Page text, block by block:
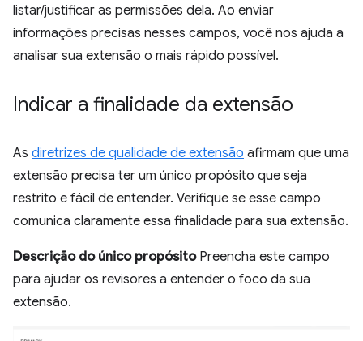
listar/justificar as permissões dela. Ao enviar
informações precisas nesses campos, você nos ajuda a
analisar sua extensão o mais rápido possível.
Indicar a finalidade da extensão
As diretrizes de qualidade de extensão afirmam que uma
extensão precisa ter um único propósito que seja
restrito e fácil de entender. Verifique se esse campo
comunica claramente essa finalidade para sua extensão.
Descrição do único propósitoPreencha este campo
para ajudar os revisores a entender o foco da sua
extensão.